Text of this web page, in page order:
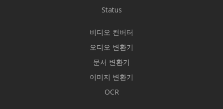
Status
비디오 컨버터
오디오 변환기
문서 변환기
이미지 변환기
OCR